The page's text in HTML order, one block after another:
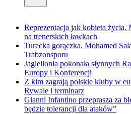
Reprezentacja jak kobieta życia.
na trenerskich ławkach
Turecka gorączka. Mohamed
Trabzonsporu
Jagiellonia pokonała słynnych
Europy i Konferencji
Z kim zagrają polskie kluby w
Rywale i terminarz
Gianni Infantino przeprasza za
będzie tolerancji dla ataków”